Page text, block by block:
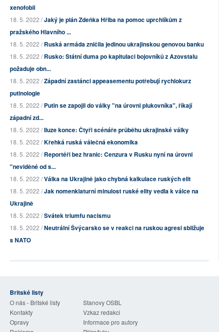
xenofobii
18. 5. 2022 /Jaký je plán Zdeňka Hřiba na pomoc uprchlíkům z
pražského Hlavního ...
18. 5. 2022 /Ruská armáda zničila jedinou ukrajinskou genovou banku
18. 5. 2022 /Rusko: Státní duma po kapitulaci bojovníků z Azovstalu
požaduje obn...
18. 5. 2022 /Západní zastánci appeasementu potřebují rychlokurz
putinologie
18. 5. 2022 /Putin se zapojil do války "na úrovni plukovníka", říkají
západní zd...
18. 5. 2022 /Iluze konce: Čtyři scénáře průběhu ukrajinské války
18. 5. 2022 /Křehká ruská válečná ekonomika
18. 5. 2022 /Reportéři bez hranic: Cenzura v Rusku nyní na úrovni
"neviděné od s...
18. 5. 2022 /Válka na Ukrajině jako chybná kalkulace ruských elit
18. 5. 2022 /Jak nomenklaturní minulost ruské elity vedla k válce na
Ukrajině
18. 5. 2022 /Svátek triumfu nacismu
18. 5. 2022 /Neutrální Švýcarsko se v reakci na ruskou agresi sbližuje
s NATO
Britské listy
O nás - Britské listy
Stanovy OSBL
Kontakty
Vzkaz redakci
Opravy
Informace pro autory